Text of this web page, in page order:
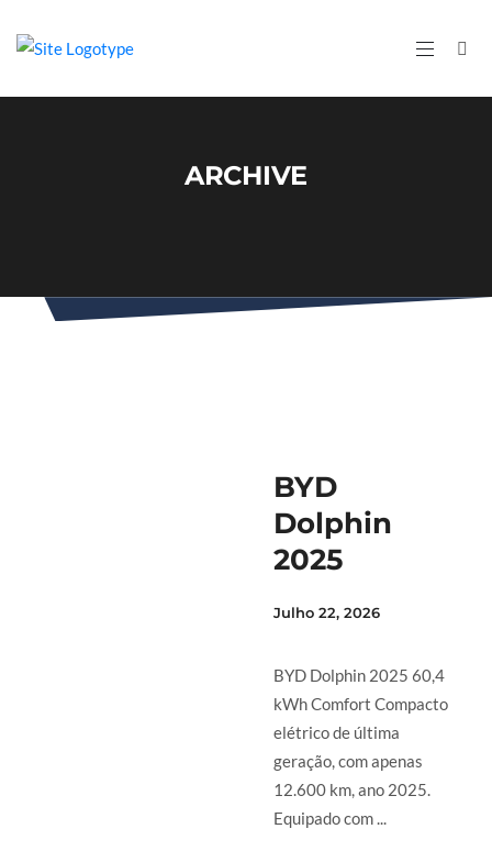
ARCHIVE
BYD
Dolphin
2025
Julho 22, 2026
BYD Dolphin 2025 60,4
kWh Comfort Compacto
elétrico de última
geração, com apenas
12.600 km, ano 2025.
Equipado com ...